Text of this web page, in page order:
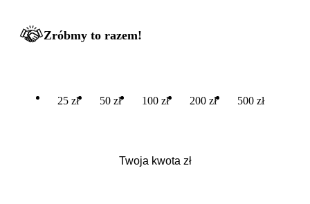
Zróbmy to razem!
25 zł 50 zł 100 zł 200 zł 500 zł